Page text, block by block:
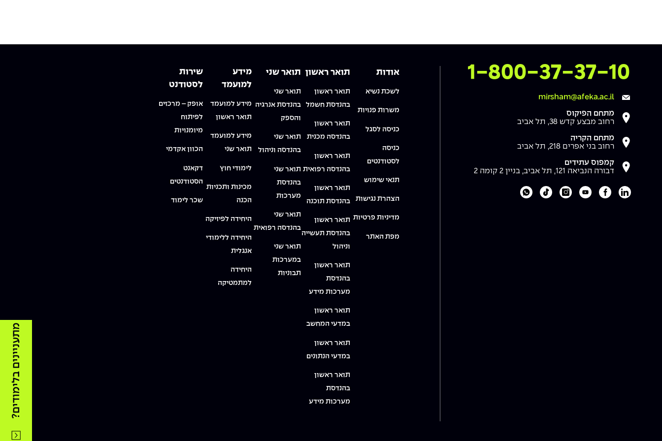
צרו איתנו קשר
1-800-37-37-10
mirsham@afeka.ac.il
מתחם הפיקוס
רחוב מבצע קדש 38, תל אביב
מתחם הקריה
רחוב בני אפרים 218, תל אביב
קמפוס עתידים
דבורה הנביאה 121, תל אביב, בניין 2 קומה 2
לעמוד הלינקדאין של מכללת אפקה
לעמוד הפייסבוק של מכללת אפקה
לעמוד היוטיוב של מכללת אפקה
לעמוד האינסטגרם של מכללת אפקה
לעמוד הטיקטוק של מכללת אפקה
לוואטסאפ של מכללת אפקה
אודות
לשכת נשיא
משרות פנויות
כניסה לסגל
כניסה
לסטודנטים
תנאי שימוש
הצהרת נגישות
מדיניות פרטיות
מפת האתר
תואר ראשון
תואר ראשון
בהנדסת חשמל
תואר ראשון
בהנדסה מכנית
תואר ראשון
בהנדסה רפואית
תואר ראשון
בהנדסת תוכנה
תואר ראשון
בהנדסת תעשייה
וניהול
תואר ראשון
בהנדסת
מערכות מידע
תואר ראשון
במדעי המחשב
תואר ראשון
במדעי הנתונים
תואר ראשון
בהנדסת
מערכות מידע
תואר שני
תואר שני
בהנדסת אנרגיה
והספק
תואר שני
בהנדסה וניהול
תואר שני
בהנדסת
מערכות
תואר שני
בהנדסה רפואית
תואר שני
במערכות
תבוניות
מידע
למועמד
מידע למועמד
תואר ראשון
מידע למועמד
תואר שני
לימודי חוץ
מכינות ותכניות
הכנה
היחידה לפיזיקה
היחידה ללימודי
אנגלית
היחידה
למתמטיקה
שירות
לסטודנט
אופק – מרכזים
לפיתוח
מיומנויות
הכוון אקדמי
דקאנט
הסטודנטים
שכר לימוד
מתעניינים בלימודים?